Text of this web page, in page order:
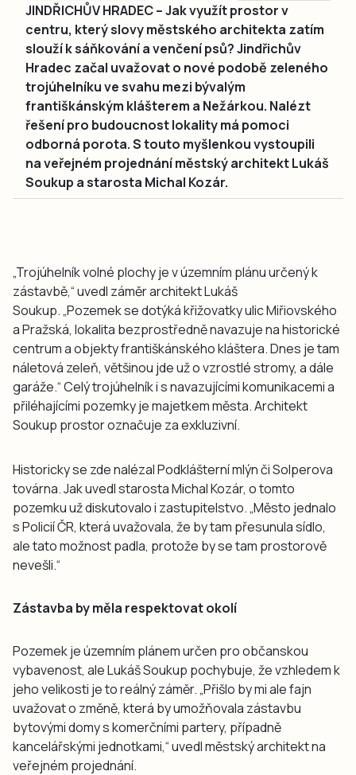
JINDŘICHŮV HRADEC – Jak využít prostor v
centru, který slovy městského architekta zatím
slouží k sáňkování a venčení psů? Jindřichův
Hradec začal uvažovat o nové podobě zeleného
trojúhelníku ve svahu mezi bývalým
františkánským klášterem a Nežárkou. Nalézt
řešení pro budoucnost lokality má pomoci
odborná porota. S touto myšlenkou vystoupili
na veřejném projednání městský architekt Lukáš
Soukup a starosta Michal Kozár.
„Trojúhelník volné plochy je v územním plánu určený k
zástavbě,“ uvedl záměr architekt Lukáš
Soukup. „Pozemek se dotýká křižovatky ulic Miřiovského
a Pražská, lokalita bezprostředně navazuje na historické
centrum a objekty františkánského kláštera. Dnes je tam
náletová zeleň, většinou jde už o vzrostlé stromy, a dále
garáže.“ Celý trojúhelník i s navazujícími komunikacemi a
přiléhajícími pozemky je majetkem města. Architekt
Soukup prostor označuje za exkluzivní.
Historicky se zde nalézal Podklášterní mlýn či Solperova
továrna. Jak uvedl starosta Michal Kozár, o tomto
pozemku už diskutovalo i zastupitelstvo. „Město jednalo
s Policií ČR, která uvažovala, že by tam přesunula sídlo,
ale tato možnost padla, protože by se tam prostorově
nevešli.“
Zástavba by měla respektovat okolí
Pozemek je územním plánem určen pro občanskou
vybavenost, ale Lukáš Soukup pochybuje, že vzhledem k
jeho velikosti je to reálný záměr. „Přišlo by mi ale fajn
uvažovat o změně, která by umožňovala zástavbu
bytovými domy s komerčními partery, případně
kancelářskými jednotkami,“ uvedl městský architekt na
veřejném projednání.